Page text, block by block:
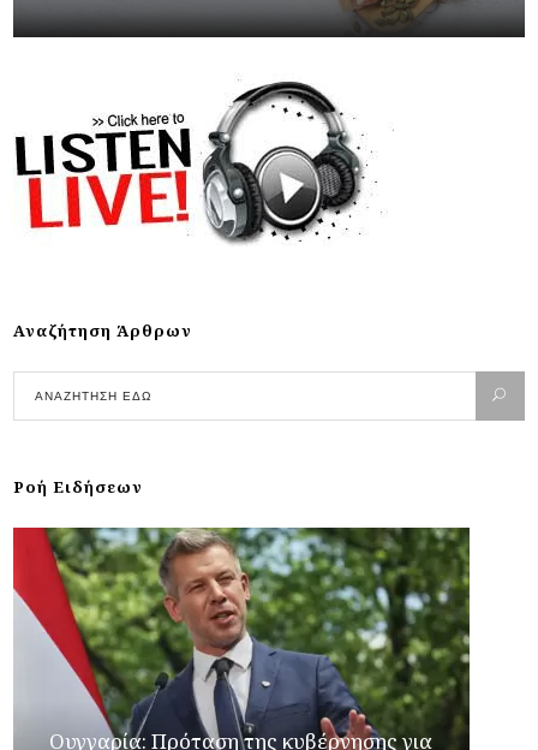
Αναζήτηση Άρθρων
Ροή Ειδήσεων
Ουγγαρία: Πρόταση της κυβέρνησης για